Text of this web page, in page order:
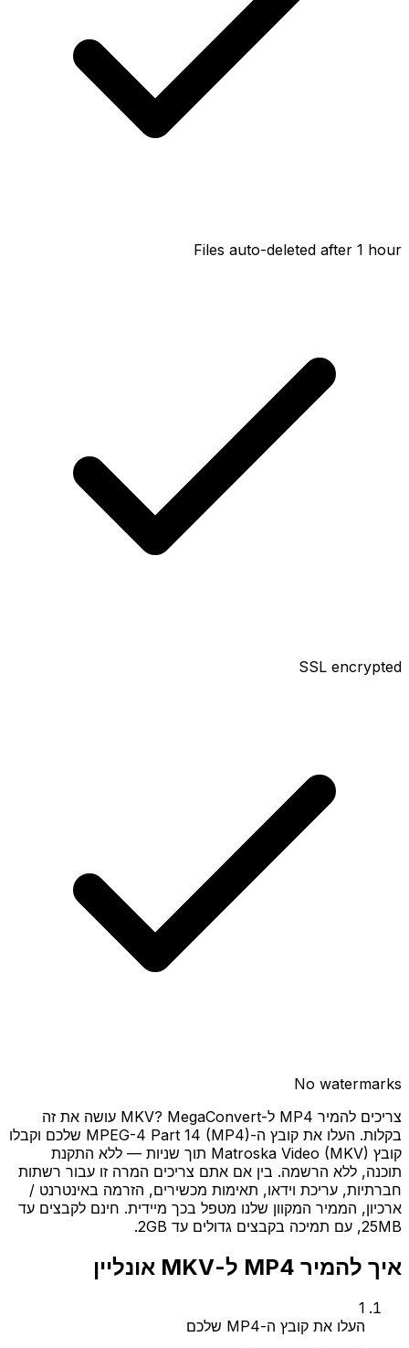
Files auto-deleted after 1 hour
SSL encrypted
No watermarks
צריכים להמיר MP4 ל-MKV? MegaConvert עושה את זה
בקלות. העלו את קובץ ה-MPEG-4 Part 14 (MP4) שלכם וקבלו
קובץ Matroska Video (MKV) תוך שניות — ללא התקנת
תוכנה, ללא הרשמה. בין אם אתם צריכים המרה זו עבור רשתות
חברתיות, עריכת וידאו, תאימות מכשירים, הזרמה באינטרנט /
ארכיון, הממיר המקוון שלנו מטפל בכך מיידית. חינם לקבצים עד
25MB, עם תמיכה בקבצים גדולים עד 2GB.
איך להמיר MP4 ל-MKV אונליין
1
העלו את קובץ ה-MP4 שלכם